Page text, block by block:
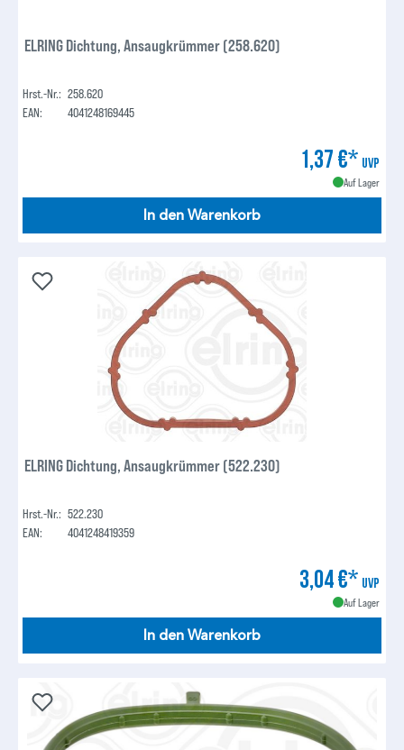
ELRING Dichtung, Ansaugkrümmer (258.620)
Hrst.-Nr.: 258.620
EAN:
4041248169445
1,37 €* UVP
Auf Lager
In den Warenkorb
ELRING Dichtung, Ansaugkrümmer (522.230)
Hrst.-Nr.: 522.230
EAN:
4041248419359
3,04 €* UVP
Auf Lager
In den Warenkorb